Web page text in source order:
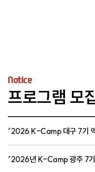
Notice
프로그램 모
「2026 K-Camp 대구 7기
「2026년 K-Camp 광주 7기